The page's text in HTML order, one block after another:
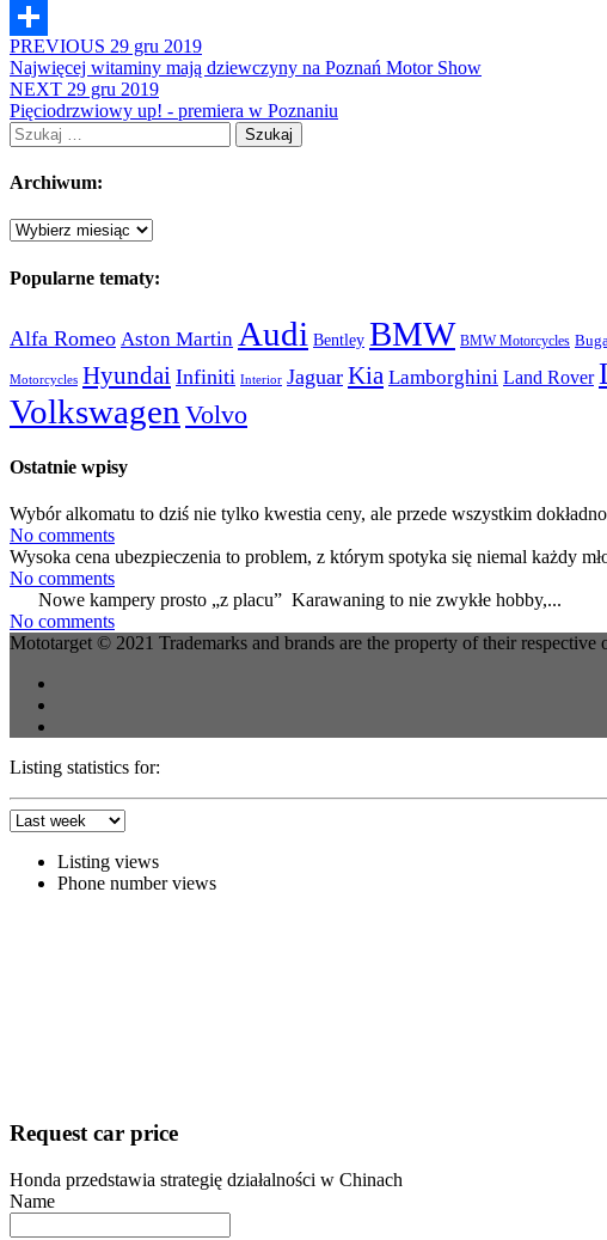
Email
Share
PREVIOUS 29 gru 2019
Najwięcej witaminy mają dziewczyny na Poznań Motor Show
NEXT 29 gru 2019
Pięciodrzwiowy up! - premiera w Poznaniu
Szukaj:
Archiwum:
Archiwum:
Popularne tematy:
Alfa Romeo Aston Martin Audi Bentley BMW BMW Motorcycles
Motorcycles Hyundai Infiniti Interior Jaguar Kia Lamborghini Land Rover
Volkswagen Volvo
Ostatnie wpisy
Wybór alkomatu to dziś nie tylko kwestia ceny, ale przede wszystkim
No comments
Wysoka cena ubezpieczenia to problem, z którym spotyka się niemal każdy
No comments
Nowe kampery prosto „z placu” Karawaning to nie zwykłe hobby,...
No comments
Mototarget © 2021 Trademarks and brands are the property of their respective
Listing statistics for:
Listing views
Phone number views
Request car price
Honda przedstawia strategię działalności w Chinach
Name